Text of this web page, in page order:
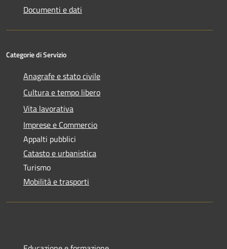
Documenti e dati
Categorie di Servizio
Anagrafe e stato civile
Cultura e tempo libero
Vita lavorativa
Imprese e Commercio
Appalti pubblici
Catasto e urbanistica
Turismo
Mobilità e trasporti